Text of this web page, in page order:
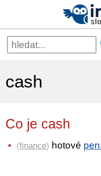
cash
Co je cash
(finance) hotové